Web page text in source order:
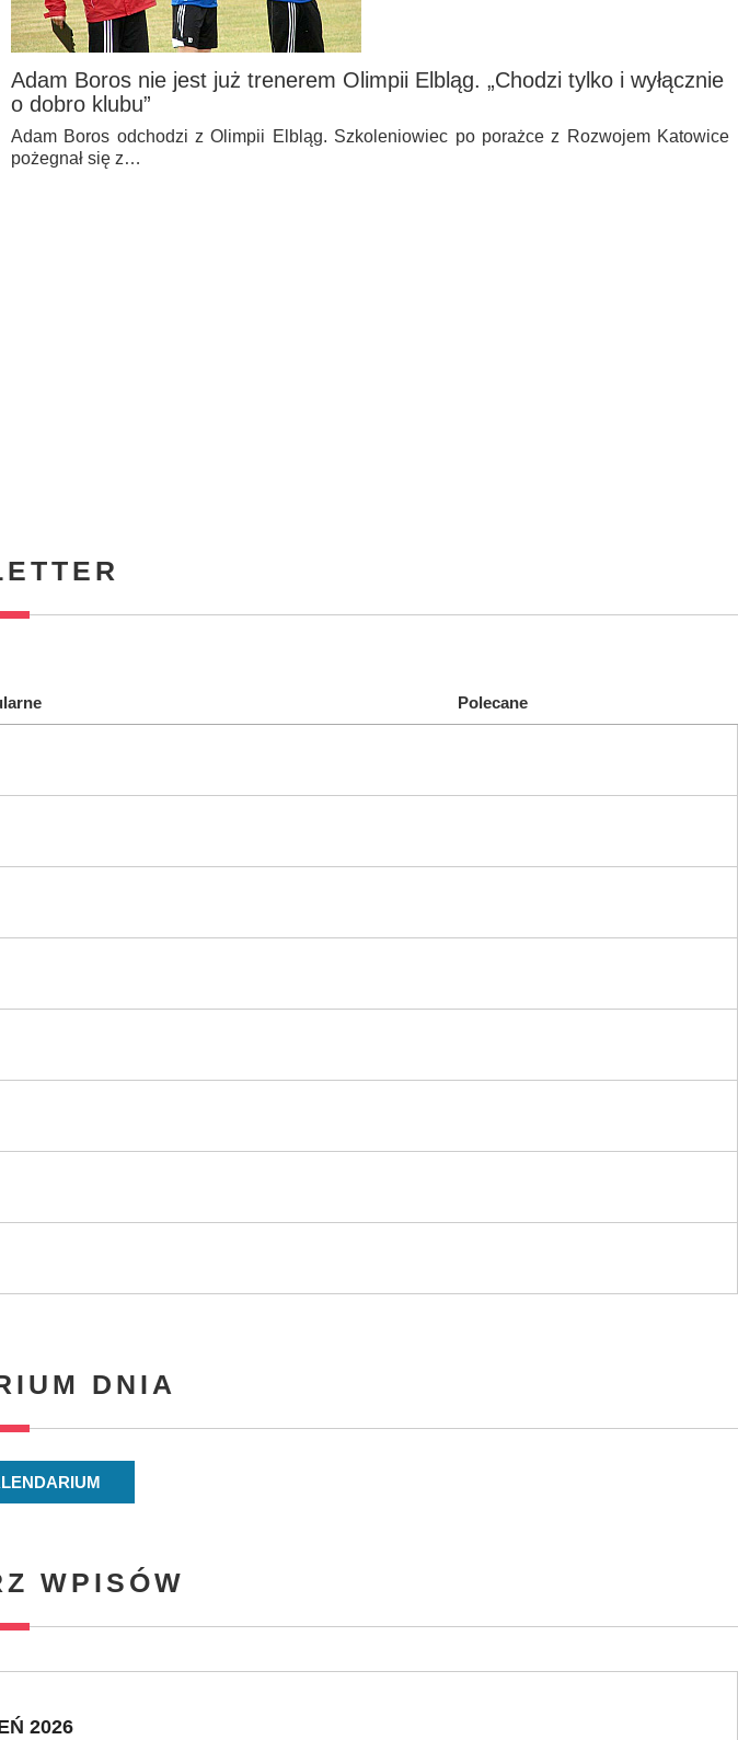
Adam Boros nie jest już trenerem Olimpii Elbląg. „Chodzi tylko i wyłącznie
o dobro klubu”
Adam Boros odchodzi z Olimpii Elbląg. Szkoleniowiec po porażce z Rozwojem Katowice
pożegnał się z…
Polecane
DNIA
WPISÓW
2026